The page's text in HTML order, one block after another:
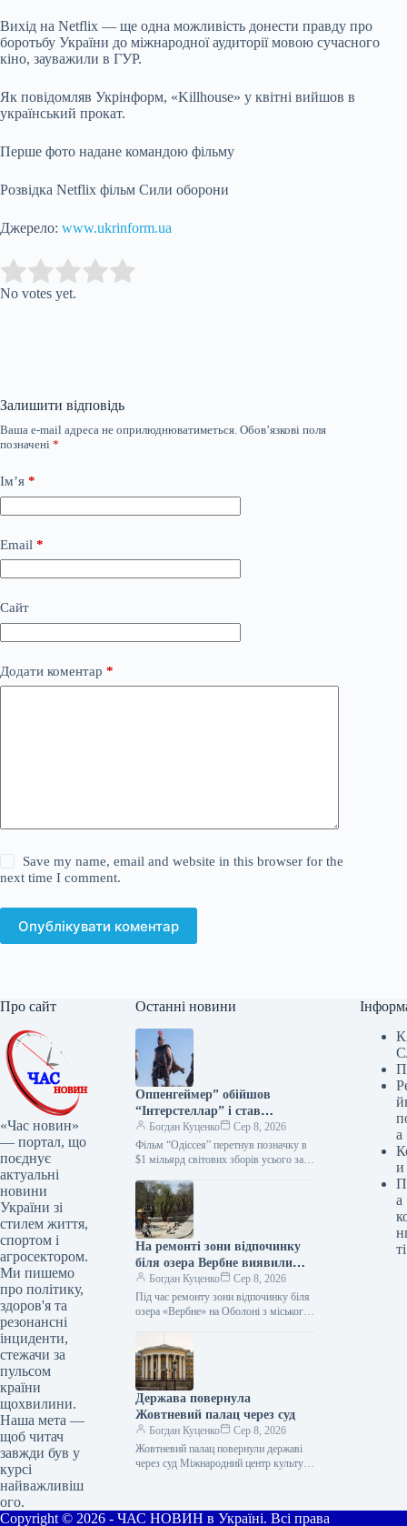
Вихід на Netflix — ще одна можливість донести правду про
боротьбу України до міжнародної аудиторії мовою сучасного
кіно, зауважили в ГУР.
Як повідомляв Укрінформ, «Killhouse» у квітні вийшов в
український прокат.
Перше фото надане командою фільму
Розвідка Netflix фільм Сили оборони
Джерело: www.ukrinform.ua
Rate this item:
No votes yet.
Залишити відповідь
Ваша e-mail адреса не оприлюднюватиметься. Обов’язкові поля
позначені *
Ім’я *
Email *
Сайт
Додати коментар *
Save my name, email and website in this browser for the
next time I comment.
Опублікувати коментар
Про сайт
«Час новин»
— портал, що
поєднує
актуальні
новини
України зі
стилем життя,
спортом і
агросектором.
Ми пишемо
про політику,
здоров'я та
резонансні
інциденти,
стежачи за
пульсом
країни
щохвилини.
Наша мета —
щоб читач
завжди був у
курсі
найважливіш
ого.
Останні новини
Оппенгеймер” обійшов
“Інтерстеллар” і став
найкасовішим фільмом
Нолана
Богдан Куценко
Сер 8, 2026
Фільм “Одіссея” перетнув позначку в
$1 мільярд світових зборів усього за
стрічка стане…
На ремонті зони відпочинку
біля озера Вербне виявили
переплату понад пів мільйона
гривень
Богдан Куценко
Сер 8, 2026
Під час ремонту зони відпочинку біля
озера «Вербне» на Оболоні з міського
Держава повернула
Жовтневий палац через суд
Богдан Куценко
Сер 8, 2026
Жовтневий палац повернули державі
через суд Міжнародний центр культури
а
и
а
ті
Copyright © 2026 - ЧАС НОВИН в Україні. Всі права